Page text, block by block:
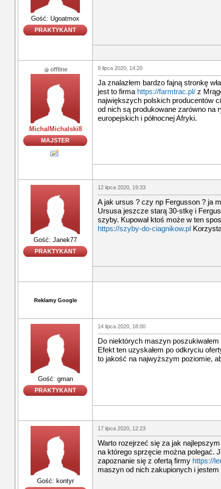
Gość: Ugoatmox
PRAKTYKANT
offline
MichalMichalski8
MAJSTER
9 lipca 2020, 14:20
Ja znalazłem bardzo fajną stronkę
jest to firma https://farmtrac.pl/ z
największych polskich producentów
od nich są produkowane zarówno na
europejskich i północnej Afryki.
Gość: Janek77
PRAKTYKANT
12 lipca 2020, 19:33
A jak ursus ? czy np Fergusson ? ja
Ursusa jeszcze starą 30-stkę i
szyby. Kupował ktoś może w ten
https://szyby-do-ciagnikow.pl
Reklamy Google
Gość: gman
PRAKTYKANT
14 lipca 2020, 18:00
Do niektórych maszyn poszukiwałem
Efekt ten uzyskałem po odkryciu
to jakość na najwyższym poziomie,
Gość: kontyr
17 lipca 2020, 12:23
Warto rozejrzeć się za jak
na którego sprzęcie można polegać.
zapoznanie się z ofertą firmy https://
maszyn od nich zakupionych i